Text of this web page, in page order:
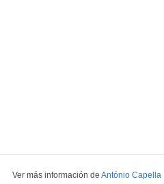
Ver más información de António Capella